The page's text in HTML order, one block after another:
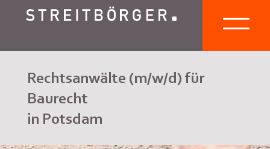
Rechtsanwälte (m/w/d) für
Baurecht
in Potsdam